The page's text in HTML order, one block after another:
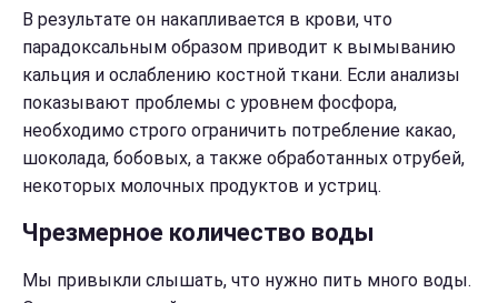
В результате он накапливается в крови, что
парадоксальным образом приводит к вымыванию
кальция и ослаблению костной ткани. Если анализы
показывают проблемы с уровнем фосфора,
необходимо строго ограничить потребление какао,
шоколада, бобовых, а также обработанных отрубей,
некоторых молочных продуктов и устриц.
Чрезмерное количество воды
Мы привыкли слышать, что нужно пить много воды.